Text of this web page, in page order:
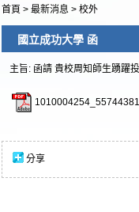
首頁 > 最新消息 > 校外
國立成功大學 函
主旨: 函請 貴校周知師生踴躍
分享